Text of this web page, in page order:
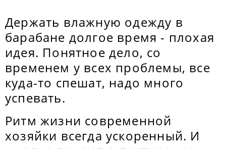
Держать влажную одежду в
барабане долгое время - плохая
идея. Понятное дело, со
временем у всех проблемы, все
куда-то спешат, надо много
успевать.
Ритм жизни современной
хозяйки всегда ускоренный. И